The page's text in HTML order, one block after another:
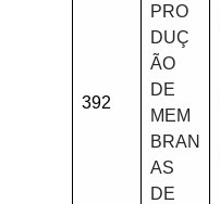
392
PRO
DUÇ
ÃO
DE
MEM
BRAN
AS
DE